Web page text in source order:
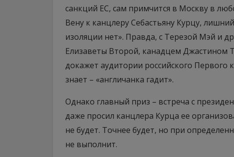
санкций ЕС, сам примчится в Москву в
Вену к канцлеру Себастьяну Курцу,
изоляции нет». Правда, с Терезой Мэй и
Елизаветы Второй, канадцем Джастином
докажет аудитории российского Первого
знает – «англичанка гадит».
Однако главный приз – встреча с
даже просил канцлера Курца ее
не будет. Точнее будет, но при
не выполнит.